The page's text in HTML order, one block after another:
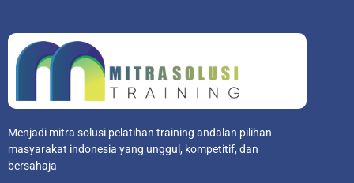
Menjadi mitra solusi pelatihan training andalan pilihan
masyarakat indonesia yang unggul, kompetitif, dan
bersahaja